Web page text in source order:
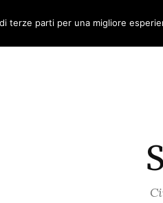
terze parti per una migliore